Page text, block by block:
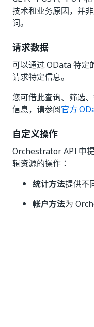
技术和业务原因，并
词。
请求数据
可以通过 OData 特定
请求特定信息。
您可借此查询、筛选
信息，请参阅官方
自定义操作
Orchestrator API 中
辑资源的操作：
统计方法提供不
帐户方法为